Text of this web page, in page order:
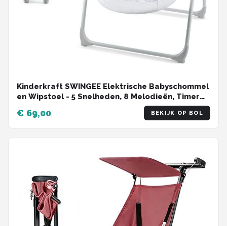
Kinderkraft SWINGEE Elektrische Babyschommel
en Wipstoel - 5 Snelheden, 8 Melodieën, Timer
8/15/30 min - 2 Zitposities, Veiligheidsharnas -
Grijs
€ 69,00 BEKIJK OP BOL